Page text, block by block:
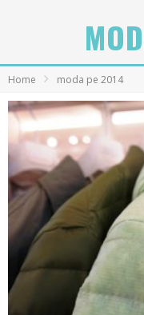
SEE YOU
Home moda pe 2014